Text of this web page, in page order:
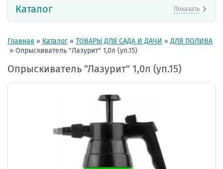
Каталог Показать
Главная » Каталог » ТОВАРЫ ДЛЯ САДА И ДАЧИ »ДЛЯ ПОЛИВА
» Опрыскиватель "Лазурит" 1,0л (уп.15)
Опрыскиватель "Лазурит" 1,0л (уп.15)